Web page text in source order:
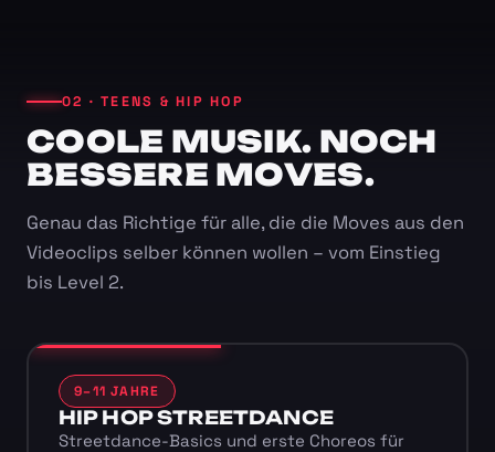
02 · TEENS & HIP HOP
COOLE MUSIK. NOCH
BESSERE MOVES.
Genau das Richtige für alle, die die Moves aus den
Videoclips selber können wollen – vom Einstieg
bis Level 2.
9–11 JAHRE
HIP HOP STREETDANCE
Streetdance-Basics und erste Choreos für